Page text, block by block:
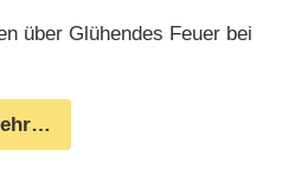
über Glühendes Feuer bei